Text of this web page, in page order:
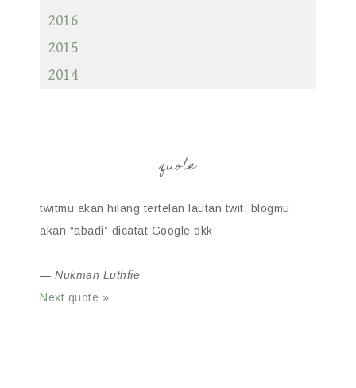
2016
2015
2014
quote
twitmu akan hilang tertelan lautan twit, blogmu
akan “abadi” dicatat Google dkk
— Nukman Luthfie
Next quote »